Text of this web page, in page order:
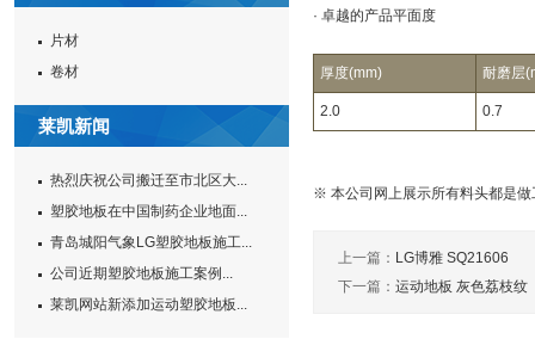
片材
卷材
莱凯新闻
热烈庆祝公司搬迁至市北区大...
塑胶地板在中国制药企业地面...
青岛城阳气象LG塑胶地板施工...
公司近期塑胶地板施工案例...
莱凯网站新添加运动塑胶地板...
· 卓越的产品平面度
厚度(mm) 耐磨层
2.0 0.7
※ 本公司网上展示所有料头都是
上一篇： LG博雅 SQ21606
下一篇： 运动地板 灰色荔枝纹